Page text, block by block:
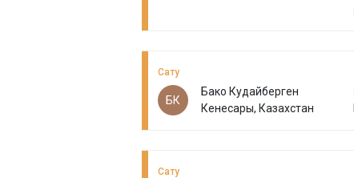
Сату
БК
Бако Кудайберген
Кенесары, Казахстан
Сату